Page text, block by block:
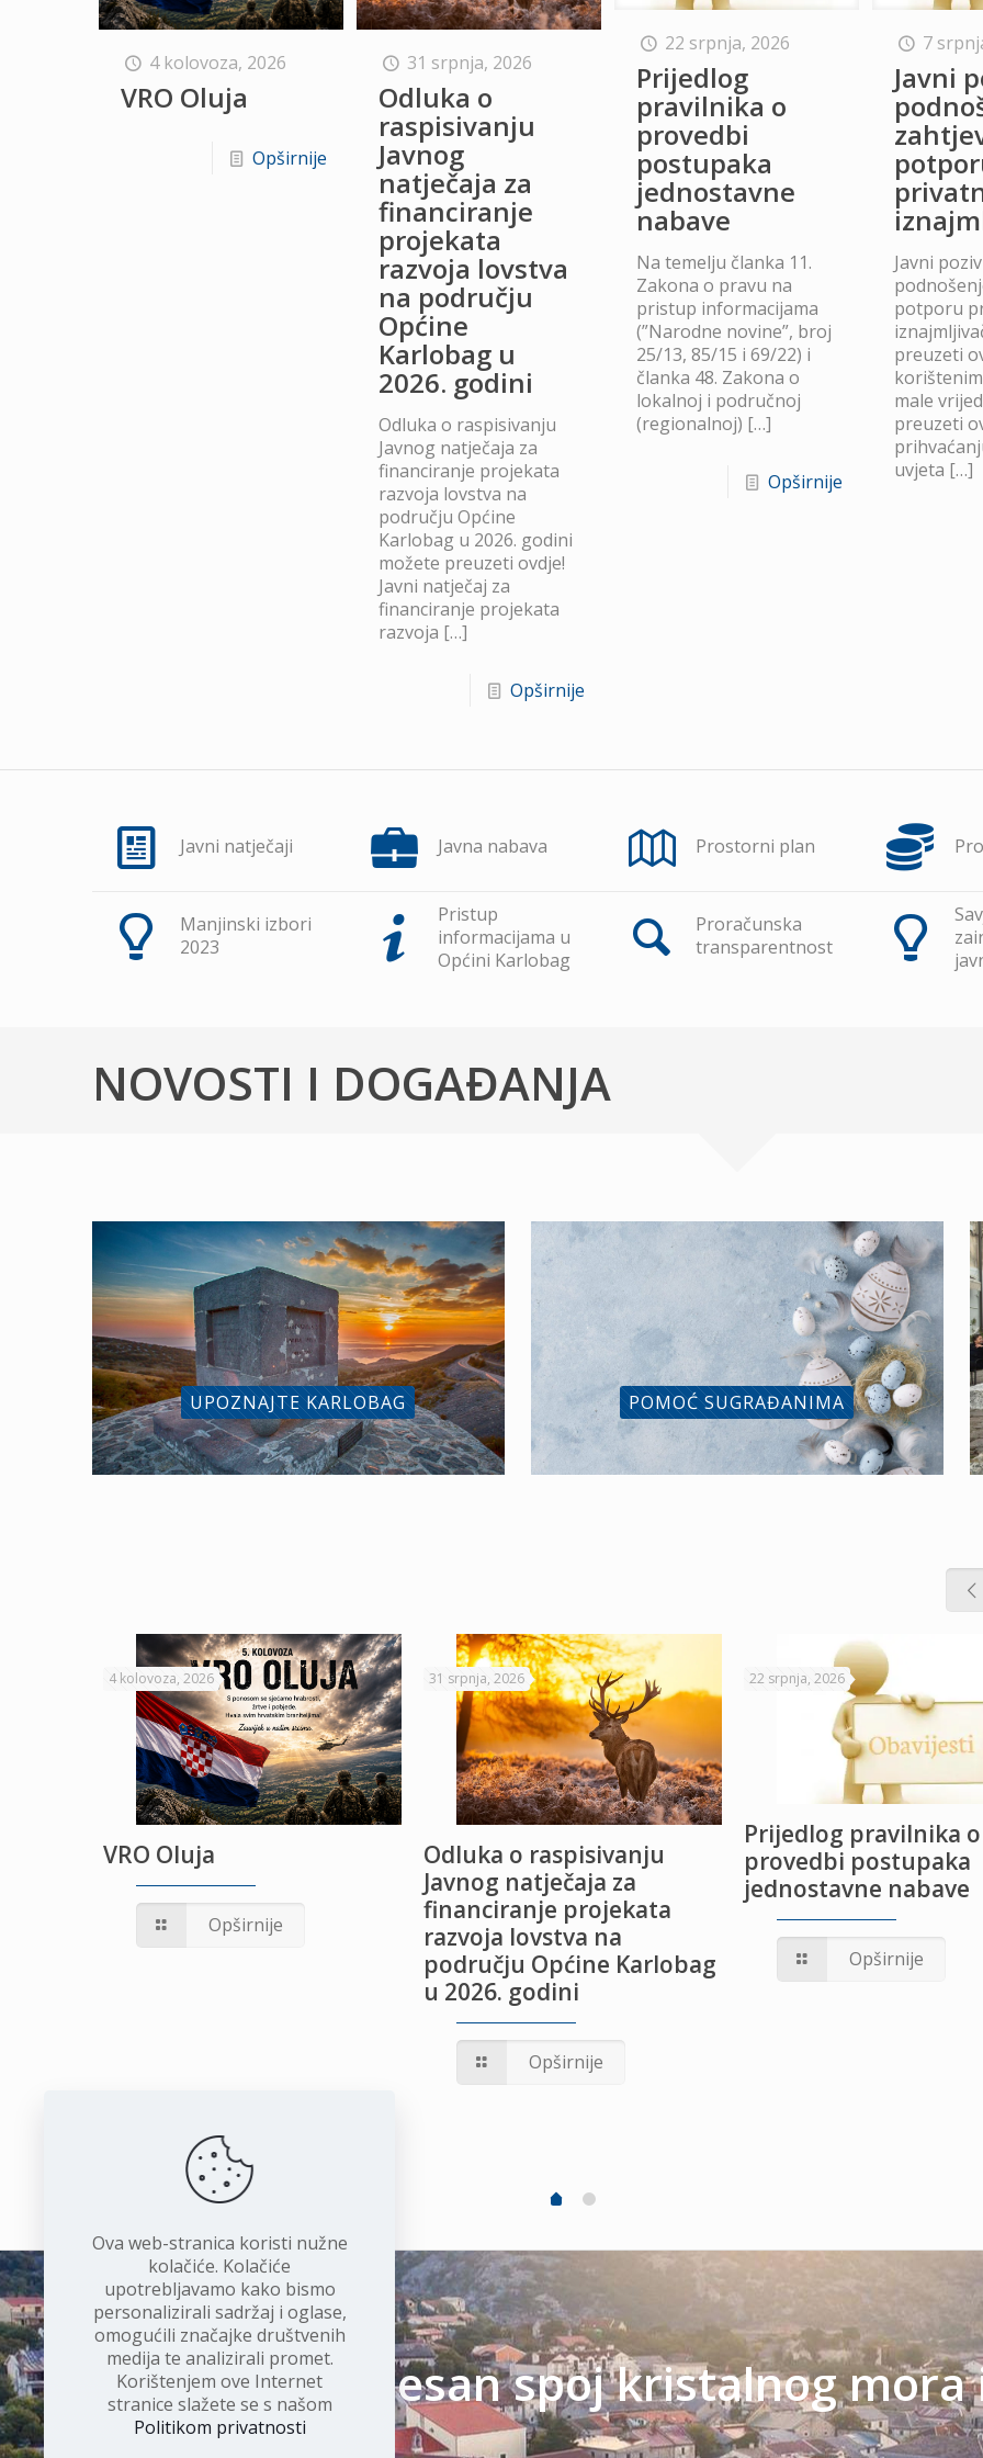
4 kolovoza, 2026
VRO Oluja
Opširnije
31 srpnja, 2026
Odluka o
raspisivanju
Javnog
natječaja za
financiranje
projekata
razvoja lovstva
na području
Općine
Karlobag u
2026. godini
Odluka o raspisivanju
Javnog natječaja za
financiranje projekata
razvoja lovstva na
području Općine
Karlobag u 2026. godini
možete preuzeti ovdje!
Javni natječaj za
financiranje projekata
razvoja […]
Opširnije
22 srpnja, 2026
Prijedlog
pravilnika o
provedbi
postupaka
jednostavne
nabave
Na temelju članka 11.
Zakona o pravu na
pristup informacijama
(”Narodne novine”, broj
25/13, 85/15 i 69/22) i
članka 48. Zakona o
lokalnoj i područnoj
(regionalnoj) […]
Opširnije
7
Javni
Javni
potporu
preuzeti
male
preuzeti
uvjeta […]
Javni natječaji Javna nabava Prostorni plan
Manjinski izbori
2023
Pristup
informacijama u
Općini Karlobag
Proračunska
transparentnost
NOVOSTI I DOGAĐANJA
UPOZNAJTE KARLOBAG POMOĆ SUGRAĐANIMA
4 kolovoza, 2026
VRO Oluja
Opširnije
31 srpnja, 2026
Odluka o raspisivanju
Javnog natječaja za
financiranje projekata
razvoja lovstva na
području Općine Karlobag
u 2026. godini
Opširnije
22 srpnja, 2026
Prijedlog pravilnika o
provedbi postupaka
jednostavne nabave
Opširnije
Čudesan spoj kristalnog
Ova web-stranica koristi nužne
kolačiće. Kolačiće
upotrebljavamo kako bismo
personalizirali sadržaj i oglase,
omogućili značajke društvenih
medija te analizirali promet.
Korištenjem ove Internet
stranice slažete se s našom
Politikom privatnosti